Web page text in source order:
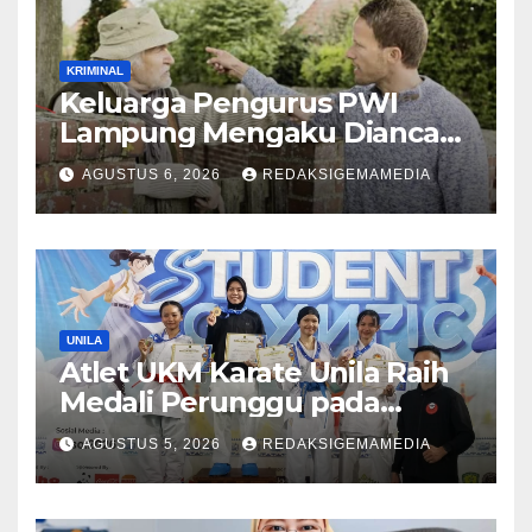
KRIMINAL
Keluarga Pengurus PWI
Lampung Mengaku Diancam
Tetangga, Terpaksa
Mengungsi Dini Hari
AGUSTUS 6, 2026 REDAKSIGEMAMEDIA
UNILA
Atlet UKM Karate Unila Raih
Medali Perunggu pada
Lampung Student Olympic
AGUSTUS 5, 2026 REDAKSIGEMAMEDIA